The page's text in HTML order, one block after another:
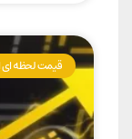
قیمت لحظه ای